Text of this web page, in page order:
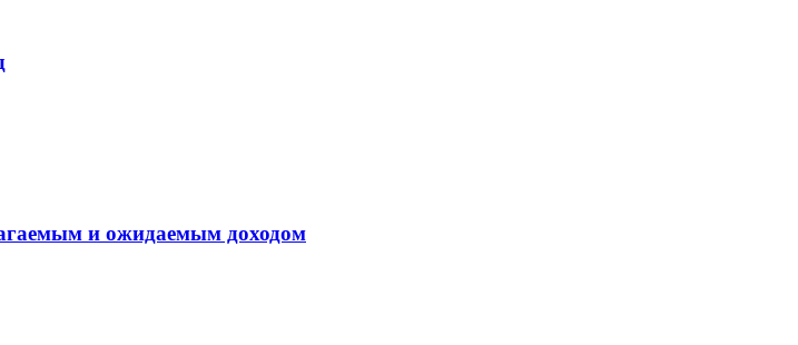
и ожидаемым доходом